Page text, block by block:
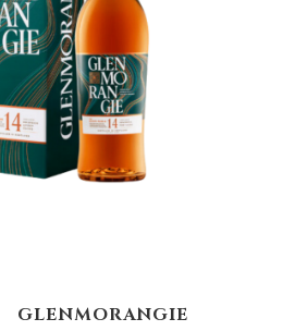
GLENMORANGIE